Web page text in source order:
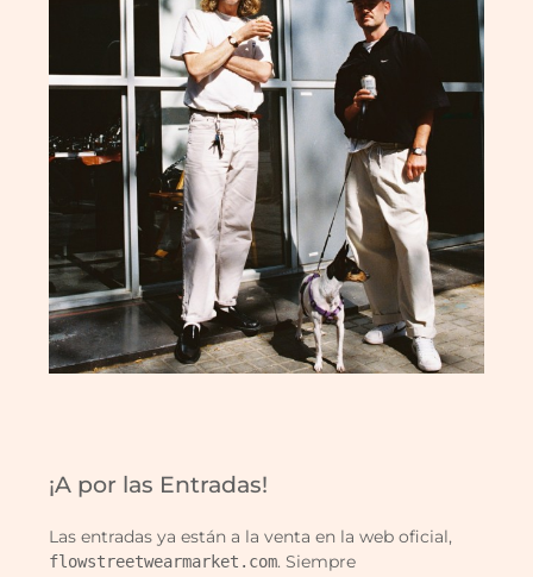
¡A por las Entradas!
Las entradas ya están a la venta en la web oficial,
flowstreetwearmarket.com. Siempre